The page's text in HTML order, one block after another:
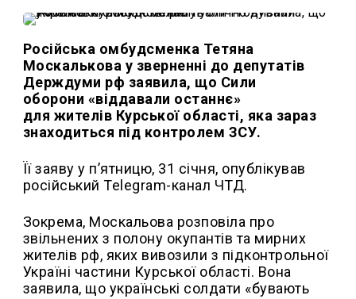
Російська омбудсменка Тетяна
Москалькова у зверненні до депутатів
Держдуми рф заявила, що Сили
оборони «віддавали останнє»
для жителів Курської області, яка зараз
знаходиться під контролем ЗСУ.
Її заяву у п’ятницю, 31 січня, опублікував
російський Telegram-канал ЧТД.
Зокрема, Москальова розповіла про
звільнених з полону окупантів та мирних
жителів рф, яких вивозили з підконтрольної
Україні частини Курської області. Вона
заявила, що українські солдати «бувають